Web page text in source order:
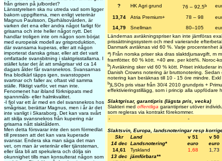
från grisen på julbordet?
Länsstyrelsen ska nu utreda vad som ligger
bakom uppgifterna, men enligt veterinär
Magnus Paulsson, Djurhälsovården, är
varken det ena eller andra något farligt för
grisarna och inte heller något nytt. Det
handlar troligen inte om någon som börjat
med europeisk modell av grisproduktion,
där svansarna kuperas, eller att någon
importerat danska grisar, eller att det varit
omfattade svansbitning i slaktgrisstallarna. I
stället lutar det åt att smågrisar vid ca 14
dagars ålder får svansnekros. Svansarnas
fina blodkärl täpps igen, svanstoppen
svartnar och faller av, oftast vid samma
ställe. Riktigt varför, vet man inte.
Fenomenet har ibland förknippats med
spannmåls- eller halmkvalitet.
-I fjol var ett år med en del svansnekros hos
smågrisar, berättar Magnus, men i år är det
inte vanligt i Skaraborg. Det kan vara svårt
att skilja svansnekros från kupering när
grisarna nått slaktåldern.
Men detta försvarar inte den som förmedlat
till pressen att det kan vara kuperade
svansar. Endera ska man säga det man
vet, om man är veterinär eller tjänsteman,
eller låta bli att spekulera och dölja sin
okunnighet tills man konsulterat någon som
? HK Agri grund 76 – 92,5b
13,74 Atria Premium+ 78 – 98
14,79
Snellman 80–105
Ländernas avräkningspriser kan inte jämföras
prissättningssystem och med varierande
Danmark avräknas vid 60 %. Varje procentenhet
a) Från norska priser ska dras slaktdjursavgift, m
framfötter. 60 % kött. +40 øre. per kött%. Noroc-
b) Avräkning sker vid 60 % kött. Priset inkluderar
Danish Crowns notering är bruttonotering. Sedan
notering kan beräknas till 10 - 15 öre mindre. Exkl
b)LSOs pris visar från 30/4 2010 grundpris +
effektivieringstillägg, som i princip alla uppfödare
Slaktgrisar, garantipris (lägsta pris, vecka)
Slakteri med offentliga garantipriser utöver
som regleras via kontrakt förekommer.
-
-
Slaktsvin, Europa, landsnoteringar resp
Skr
Land v 51
v 50
14 dec Landsnotering* euro
euro
14,61
Tyskland 1,68
1,73
13 dec jämförbara**